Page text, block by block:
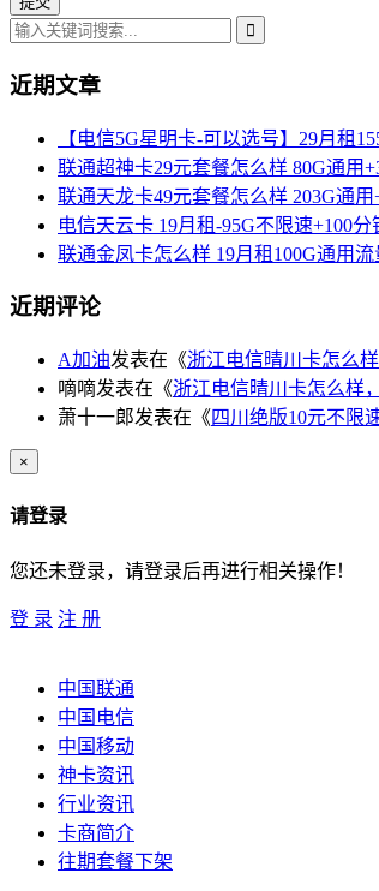
近期文章
【电信5G星明卡-可以选号】29月租
联通超神卡29元套餐怎么样 80G通用
联通天龙卡49元套餐怎么样 203G通用
电信天云卡 19月租-95G不限速+100
联通金凤卡怎么样 19月租100G通用
近期评论
A加油发表在《浙江电信晴川卡怎么
嘀嘀发表在《浙江电信晴川卡怎么样
萧十一郎发表在《四川绝版10元不限
×
请登录
您还未登录，请登录后再进行相关操作！
登 录 注 册
中国联通
中国电信
中国移动
神卡资讯
行业资讯
卡商简介
往期套餐下架